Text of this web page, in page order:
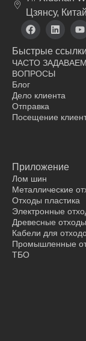
Цзянсу, Китай
F
a
e
b
o
o
k
L
i
k
e
d
n
Y
o
t
u
Быстрые ссылки
ЧАСТО
ВОПРОСЫ
Блог
Дело клиента
Отправка
Посещение
Приложение
Лом шин
Металлические
Отходы пластика
Электронные
Древесные отходы
Кабели для
Промышленные
ТБО